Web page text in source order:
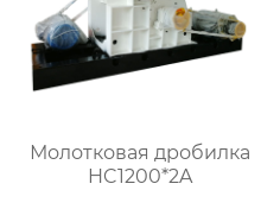
Молотковая дробилка
HC1200*2A